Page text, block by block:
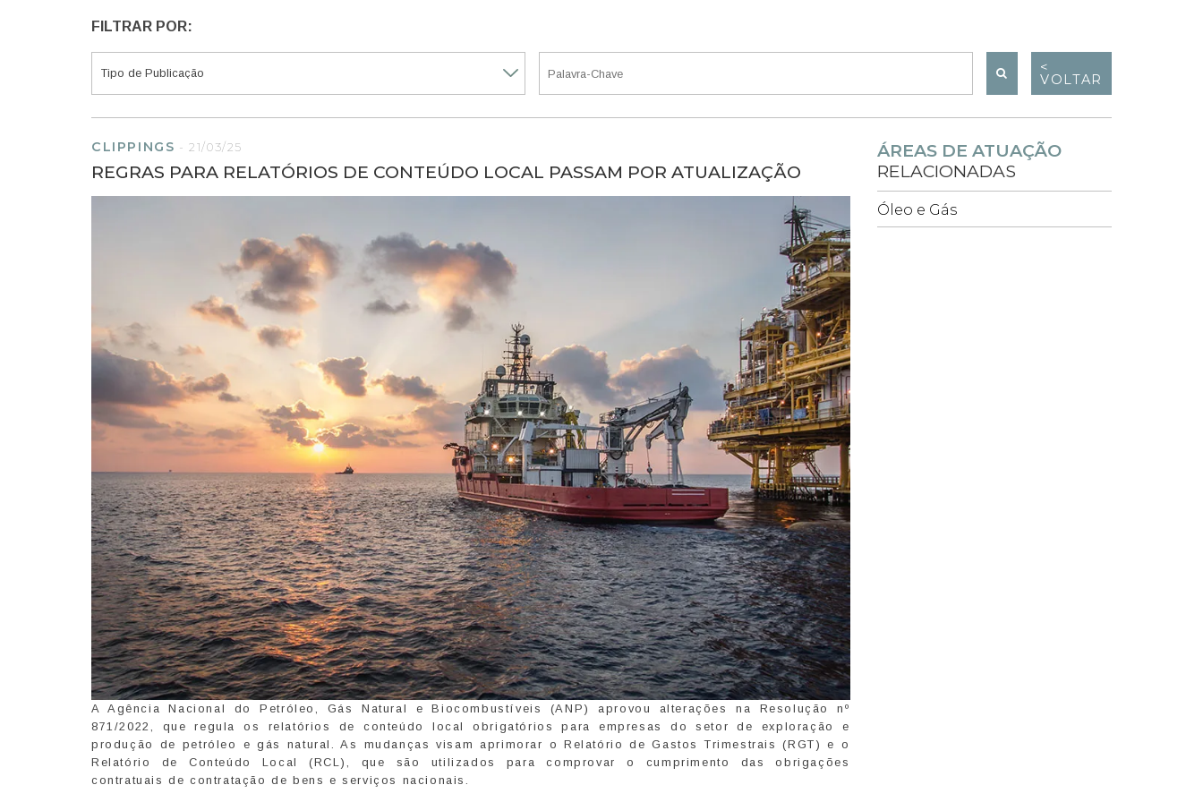
FILTRAR POR:
<
VOLTAR
CLIPPINGS -21/03/25
REGRAS PARA RELATÓRIOS DE CONTEÚDO LOCAL PASSAM POR ATUALIZAÇÃO
A Agência Nacional do Petróleo, Gás Natural e Biocombustíveis (ANP) aprovou alterações na Resolução nº
871/2022, que regula os relatórios de conteúdo local obrigatórios para empresas do setor de exploração e
produção de petróleo e gás natural. As mudanças visam aprimorar o Relatório de Gastos Trimestrais (RGT) e o
Relatório de Conteúdo Local (RCL), que são utilizados para comprovar o cumprimento das obrigações
contratuais de contratação de bens e serviços nacionais.
ÁREAS DE ATUAÇÃO
RELACIONADAS
Óleo e Gás